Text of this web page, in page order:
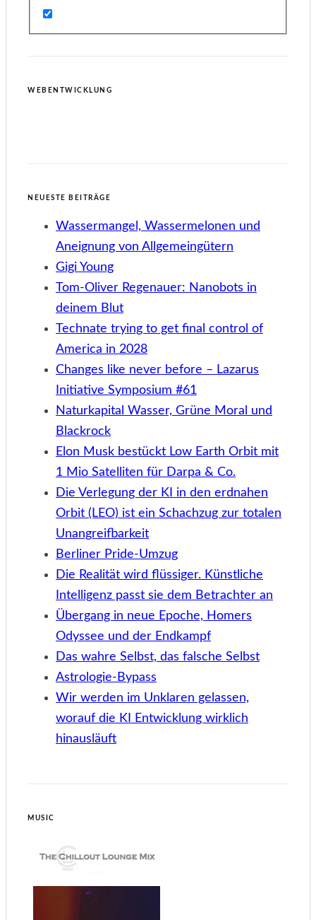
WEBENTWICKLUNG
NEUESTE BEITRÄGE
Wassermangel, Wassermelonen und
Aneignung von Allgemeingütern
Gigi Young
Tom-Oliver Regenauer: Nanobots in
deinem Blut
Technate trying to get final control of
America in 2028
Changes like never before – Lazarus
Initiative Symposium #61
Naturkapital Wasser, Grüne Moral und
Blackrock
Elon Musk bestückt Low Earth Orbit mit
1 Mio Satelliten für Darpa & Co.
Die Verlegung der KI in den erdnahen
Orbit (LEO) ist ein Schachzug zur totalen
Unangreifbarkeit
Berliner Pride-Umzug
Die Realität wird flüssiger. Künstliche
Intelligenz passt sie dem Betrachter an
Übergang in neue Epoche, Homers
Odyssee und der Endkampf
Das wahre Selbst, das falsche Selbst
Astrologie-Bypass
Wir werden im Unklaren gelassen,
worauf die KI Entwicklung wirklich
hinausläuft
MUSIC